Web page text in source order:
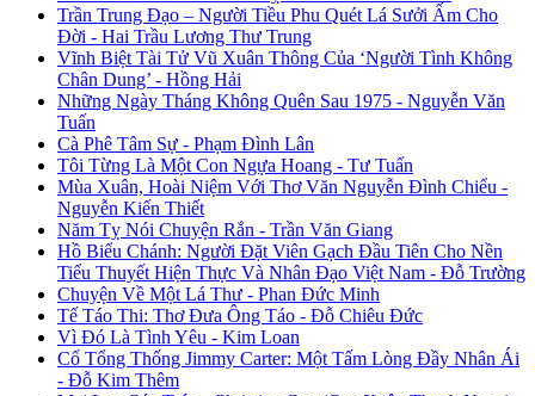
Trần Trung Đạo – Người Tiều Phu Quét Lá Sưởi Ấm Cho
Đời - Hai Trầu Lương Thư Trung
Vĩnh Biệt Tài Tử Vũ Xuân Thông Của ‘Người Tình Không
Chân Dung’ - Hồng Hải
Những Ngày Tháng Không Quên Sau 1975 - Nguyễn Văn
Tuấn
Cà Phê Tâm Sự - Phạm Đình Lân
Tôi Từng Là Một Con Ngựa Hoang - Tư Tuấn
Mùa Xuân, Hoài Niệm Với Thơ Văn Nguyễn Đình Chiểu -
Nguyễn Kiến Thiết
Năm Tỵ Nói Chuyện Rắn - Trần Văn Giang
Hồ Biểu Chánh: Người Đặt Viên Gạch Đầu Tiên Cho Nền
Tiểu Thuyết Hiện Thực Và Nhân Đạo Việt Nam - Đỗ Trường
Chuyện Về Một Lá Thư - Phan Đức Minh
Tế Táo Thi: Thơ Đưa Ông Táo - Đỗ Chiêu Đức
Vì Đó Là Tình Yêu - Kim Loan
Cố Tổng Thống Jimmy Carter: Một Tấm Lòng Đầy Nhân Ái
- Đỗ Kim Thêm